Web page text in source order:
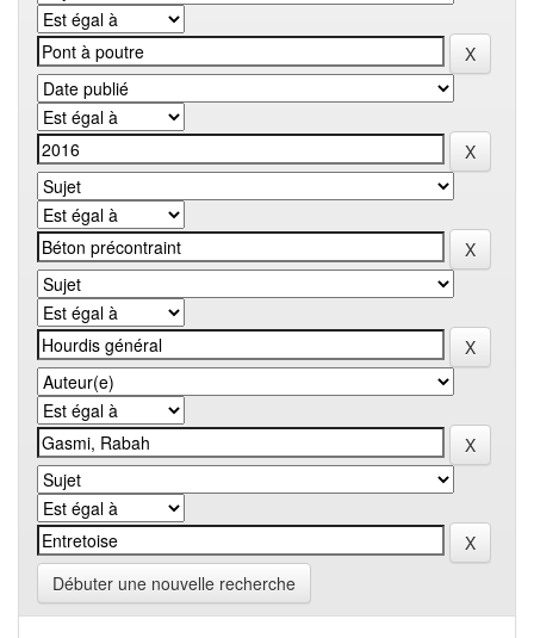
Débuter une nouvelle recherche